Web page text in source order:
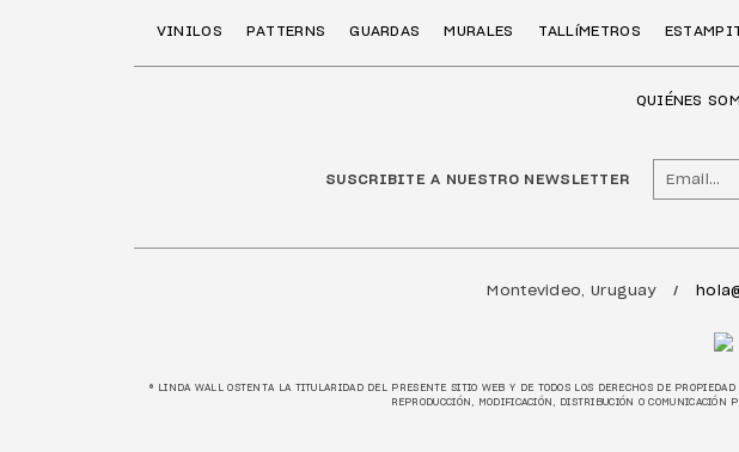
VINILOS PATTERNS GUARDAS MURALES TALLíMETROS
QUIÉNES
SUSCRIBITE A NUESTRO NEWSLETTER
Montevideo, Uruguay /
® LINDA WALL OSTENTA LA TITULARIDAD DEL PRESENTE SITIO WEB Y DE TODOS LOS DERECHOS DE
REPRODUCCIÓN, MODIFICACIÓN, DISTRIBUCIÓN O